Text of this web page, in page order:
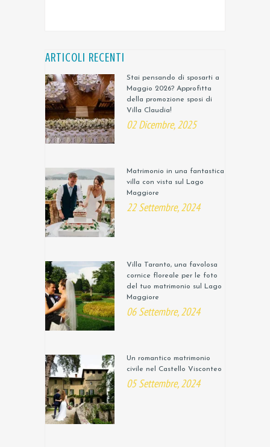
ARTICOLI RECENTI
Stai pensando di sposarti a
Maggio 2026? Approfitta
della promozione sposi di
Villa Claudia!
02 Dicembre, 2025
Matrimonio in una fantastica
villa con vista sul Lago
Maggiore
22 Settembre, 2024
Villa Taranto, una favolosa
cornice floreale per le foto
del tuo matrimonio sul Lago
Maggiore
06 Settembre, 2024
Un romantico matrimonio
civile nel Castello Visconteo
05 Settembre, 2024